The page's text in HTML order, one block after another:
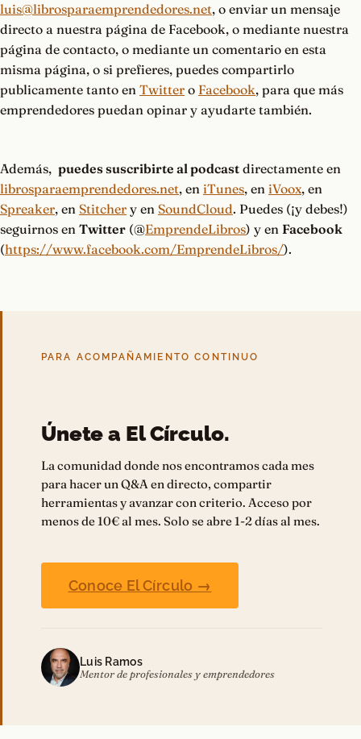
luis@librosparaemprendedores.net, o enviar un mensaje
directo a nuestra página de Facebook, o mediante nuestra
página de contacto, o mediante un comentario en esta
misma página, o si prefieres, puedes compartirlo
publicamente tanto en Twitter o Facebook, para que más
emprendedores puedan opinar y ayudarte también.
Además, puedes suscribirte al podcast directamente en
librosparaemprendedores.net, en iTunes, en iVoox, en
Spreaker, en Stitcher y en SoundCloud. Puedes (¡y debes!)
seguirnos en Twitter (@EmprendeLibros) y en Facebook
(https://www.facebook.com/EmprendeLibros/).
PARA ACOMPAÑAMIENTO CONTINUO
Únete a El Círculo.
La comunidad donde nos encontramos cada mes
para hacer un Q&A en directo, compartir
herramientas y avanzar con criterio. Acceso por
menos de 10€ al mes. Solo se abre 1-2 días al mes.
Conoce El Círculo →
Luis Ramos
Mentor de profesionales y emprendedores